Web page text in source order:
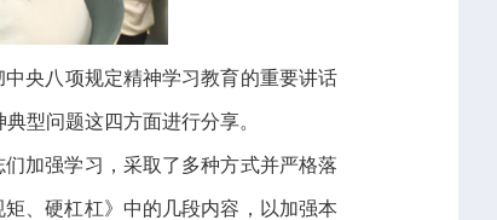
央八项规定精神学习教育的重要讲话
型问题这四方面进行分享。
加强学习，采取了多种方式并严格落
、硬杠杠》中的几段内容，以加强本